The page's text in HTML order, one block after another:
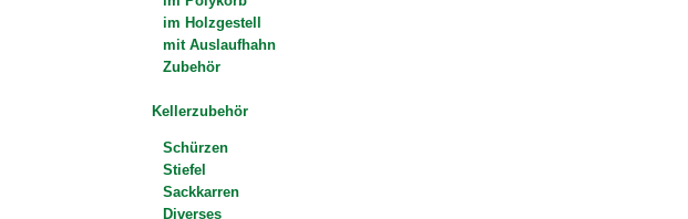
im Holzgestell
mit Auslaufhahn
Zubehör
Kellerzubehör
Schürzen
Stiefel
Sackkarren
Diverses